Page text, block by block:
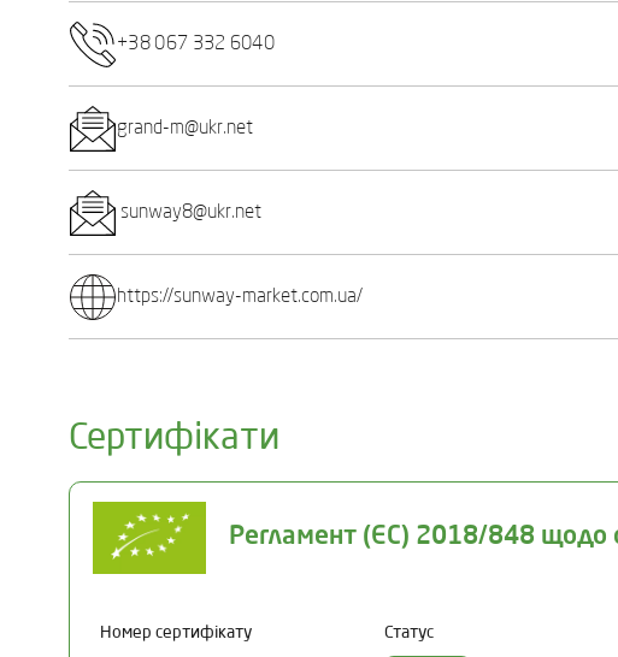
+38 067 332 6040
grand-m@ukr.net
sunway8@ukr.net
https://sunway-market.com.ua/
Сертифікати
Регламент (ЄС) 2018/848 щодо
Номер сертифікату Статус